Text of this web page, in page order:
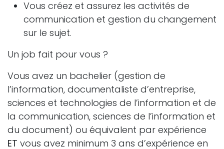
Vous créez et assurez les activités de
communication et gestion du changement
sur le sujet.
Un job fait pour vous ?
Vous avez un bachelier (gestion de
l’information, documentaliste d’entreprise,
sciences et technologies de l’information et de
la communication, sciences de l’information et
du document) ou équivalent par expérience
ET vous avez minimum 3 ans d’expérience en